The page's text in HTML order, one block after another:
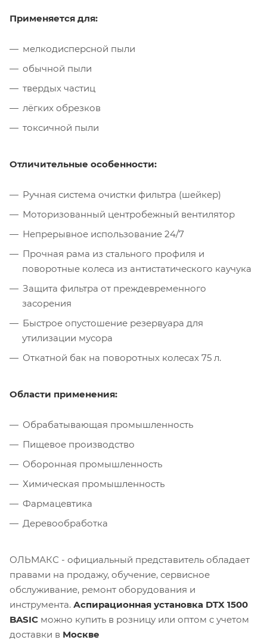
Применяется для:
мелкодисперсной пыли
обычной пыли
твердых частиц
лёгких обрезков
токсичной пыли
Отличительные особенности:
Ручная система очистки фильтра (шейкер)
Моторизованный центробежный вентилятор
Непрерывное использование 24/7
Прочная рама из стального профиля и
поворотные колеса из антистатического каучука
Защита фильтра от преждевременного
засорения
Быстрое опустошение резервуара для
утилизации мусора
Откатной бак на поворотных колесах 75 л.
Области применения:
Обрабатывающая промышленность
Пищевое производство
Оборонная промышленность
Химическая промышленность
Фармацевтика
Деревообработка
ОЛЬМАКС - официальный представитель обладает
правами на продажу, обучение, сервисное
обслуживание, ремонт оборудования и
инструмента. Аспирационная установка DTX 1500
BASIC можно купить в розницу или оптом с учетом
доставки в Москве